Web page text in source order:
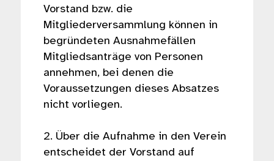
Vorstand bzw. die
Mitgliederversammlung können in
begründeten Ausnahmefällen
Mitgliedsanträge von Personen
annehmen, bei denen die
Voraussetzungen dieses Absatzes
nicht vorliegen.
2. Über die Aufnahme in den Verein
entscheidet der Vorstand auf